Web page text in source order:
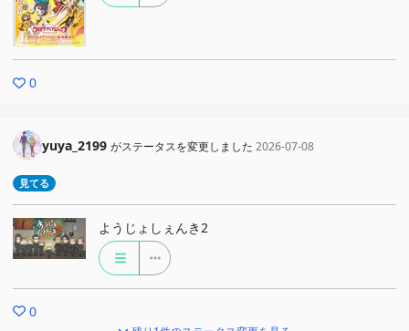
0
yuya_2199 がステータスを変更しました 2026-07-08
見てる
ようじょしぇんき2
0